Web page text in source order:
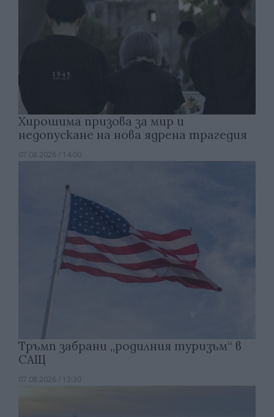
Хирошима призова за мир и
недопускане на нова ядрена трагедия
07.08.2026 / 14:00
Тръмп забрани „родилния туризъм“ в
САЩ
07.08.2026 / 13:30